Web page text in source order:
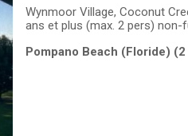
Wynmoor Village, Coconut
ans et plus (max. 2 pers) non-
mois (inclut électricité,
Pompano Beach (Floride)